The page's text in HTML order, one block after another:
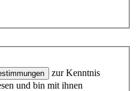
zur Kenntnis
und bin mit ihnen